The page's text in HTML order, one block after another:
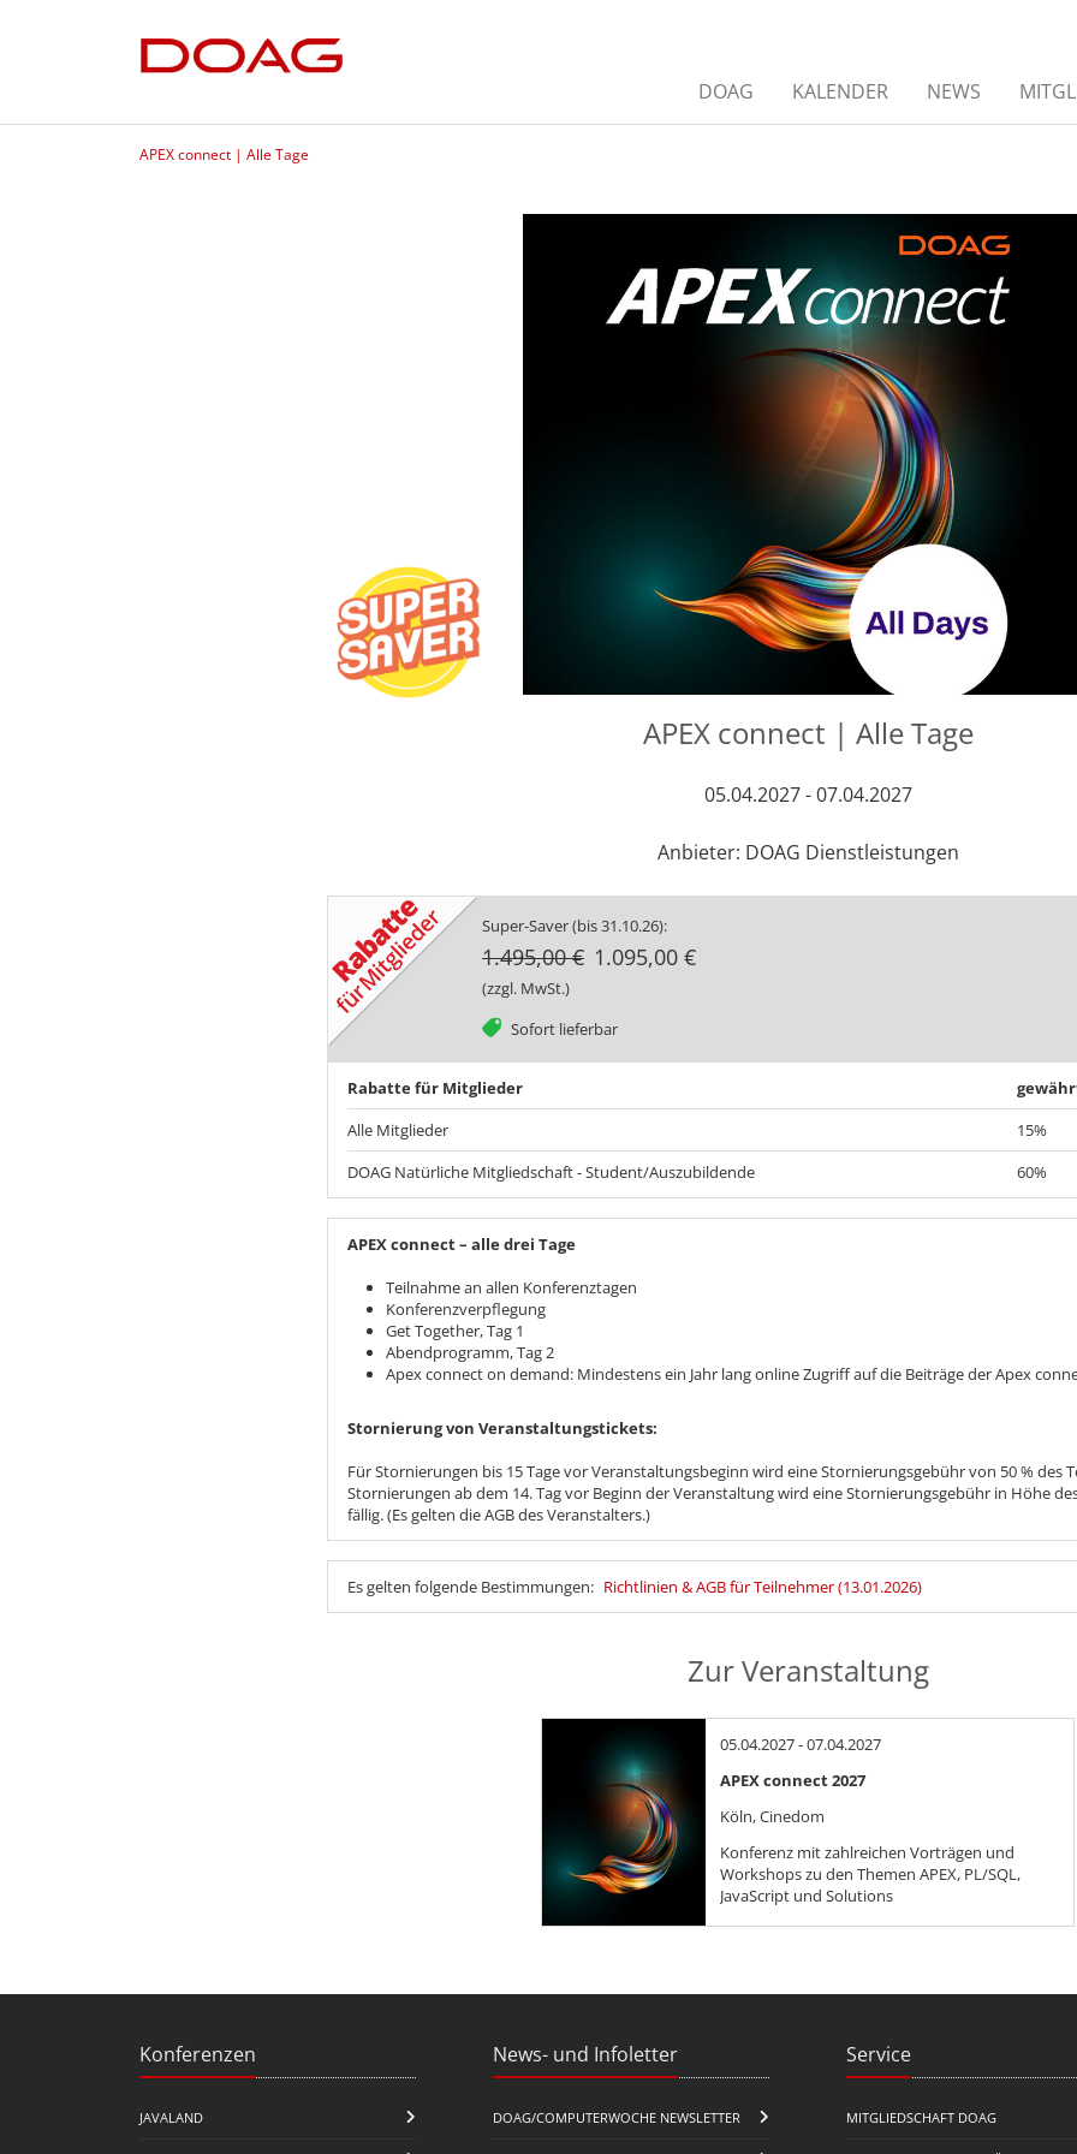
DOAG KALENDER NEWS
APEX connect | Alle Tage
APEX connect | Alle Tage
05.04.2027 - 07.04.2027
Anbieter: DOAG Dienstleistungen
Super-Saver (bis 31.10.26):
1.495,00 € 1.095,00 €
(zzgl. MwSt.)
Sofort lieferbar
tag
Rabatte für Mitglieder
Alle Mitglieder
15%
DOAG Natürliche Mitgliedschaft - Student/Auszubildende
60%
APEX connect – alle drei Tage
Teilnahme an allen Konferenztagen
Konferenzverpflegung
Get Together, Tag 1
Abendprogramm, Tag 2
Apex connect on demand: Mindestens ein Jahr lang online Zugriff auf die Beiträge der Apex
Stornierung von Veranstaltungstickets:
Für Stornierungen bis 15 Tage vor Veranstaltungsbeginn wird eine Stornierungsgebühr von 50 % des
Stornierungen ab dem 14. Tag vor Beginn der Veranstaltung wird eine Stornierungsgebühr in Höhe
fällig. (Es gelten die AGB des Veranstalters.)
Es gelten folgende Bestimmungen: Richtlinien & AGB für Teilnehmer (13.01.2026)
Zur Veranstaltung
05.04.2027 - 07.04.2027
APEX connect 2027
Köln, Cinedom
Konferenz mit zahlreichen Vorträgen und
Workshops zu den Themen APEX, PL/SQL,
JavaScript und Solutions
Konferenzen
JAVALAND
News- und Infoletter
DOAG/COMPUTERWOCHE NEWSLETTER
Service
MITGLIEDSCHAFT DOAG